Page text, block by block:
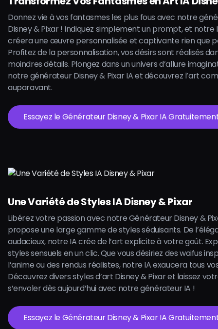
Donnez vie à vos fantasmes les plus fous avec notre
Disney & Pixar ! Indiquez simplement un prompt, et notre
créera une œuvre personnalisée et captivante rien que
Profitez de la personnalisation, vos désirs sont réalisés
moindres détails. Plongez dans un univers d’allure
notre générateur Disney & Pixar IA et découvrez l’art
auparavant.
Essayez le Générateur Disney & Pixar IA
Une Variété de Styles IA Disney & Pixar
Libérez votre passion avec notre Générateur Disney &
propose une large gamme de styles séduisants. De
audacieux, notre IA crée de l’art explicite à votre goût.
styles sensuels en un clic. Que vous désiriez des waifus
l’anime ou des rendus réalistes, notre IA exaucera tous
Découvrez divers styles d’art Disney & Pixar et laissez
s’envoler dès aujourd’hui avec notre générateur IA !
Essayez le Générateur Disney & Pixar IA